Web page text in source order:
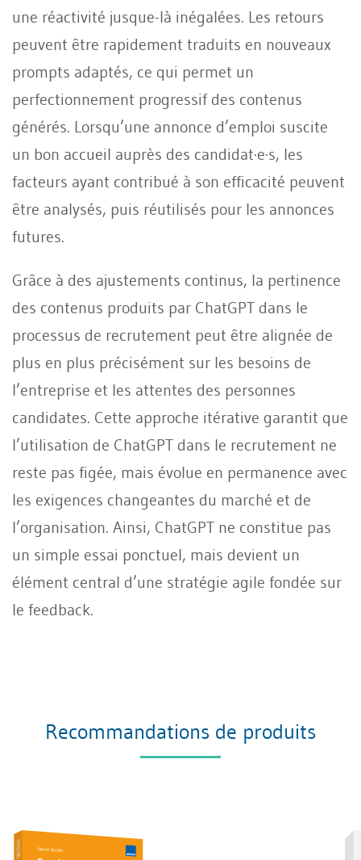
une réactivité jusque-là inégalées. Les retours
peuvent être rapidement traduits en nouveaux
prompts adaptés, ce qui permet un
perfectionnement progressif des contenus
générés. Lorsqu’une annonce d’emploi suscite
un bon accueil auprès des candidat·e·s, les
facteurs ayant contribué à son efficacité peuvent
être analysés, puis réutilisés pour les annonces
futures.
Grâce à des ajustements continus, la pertinence
des contenus produits par ChatGPT dans le
processus de recrutement peut être alignée de
plus en plus précisément sur les besoins de
l’entreprise et les attentes des personnes
candidates. Cette approche itérative garantit que
l’utilisation de ChatGPT dans le recrutement ne
reste pas figée, mais évolue en permanence avec
les exigences changeantes du marché et de
l’organisation. Ainsi, ChatGPT ne constitue pas
un simple essai ponctuel, mais devient un
élément central d’une stratégie agile fondée sur
le feedback.
Recommandations de produits